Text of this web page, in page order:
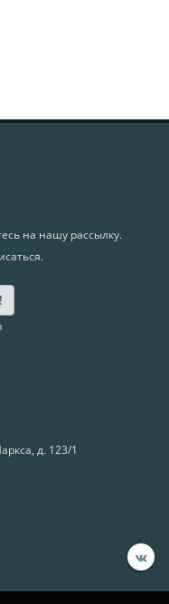
на нашу рассылку.
д. 123/1